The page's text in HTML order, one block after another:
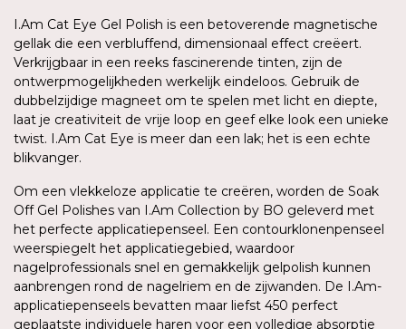
I.Am Cat Eye Gel Polish is een betoverende magnetische
gellak die een verbluffend, dimensionaal effect creëert.
Verkrijgbaar in een reeks fascinerende tinten, zijn de
ontwerpmogelijkheden werkelijk eindeloos. Gebruik de
dubbelzijdige magneet om te spelen met licht en diepte,
laat je creativiteit de vrije loop en geef elke look een unieke
twist. I.Am Cat Eye is meer dan een lak; het is een echte
blikvanger.
Om een vlekkeloze applicatie te creëren, worden de Soak
Off Gel Polishes van I.Am Collection by BO geleverd met
het perfecte applicatiepenseel. Een contourklonenpenseel
weerspiegelt het applicatiegebied, waardoor
nagelprofessionals snel en gemakkelijk gelpolish kunnen
aanbrengen rond de nagelriem en de zijwanden. De I.Am-
applicatiepenseels bevatten maar liefst 450 perfect
geplaatste individuele haren voor een volledige absorptie